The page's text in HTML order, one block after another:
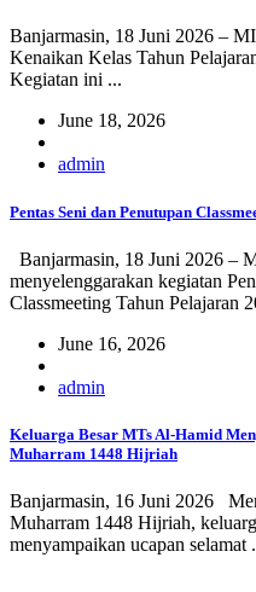
Banjarmasin, 18 Juni 2026 –
Kenaikan Kelas Tahun
Kegiatan ini ...
June 18, 2026
admin
Pentas Seni dan Penutupan
Banjarmasin, 18 Juni 2026 –
menyelenggarakan kegiatan
Classmeeting Tahun Pelajaran
June 16, 2026
admin
Keluarga Besar MTs Al-Hamid
Muharram 1448 Hijriah
Banjarmasin, 16 Juni 2026
Muharram 1448 Hijriah,
menyampaikan ucapan selamat